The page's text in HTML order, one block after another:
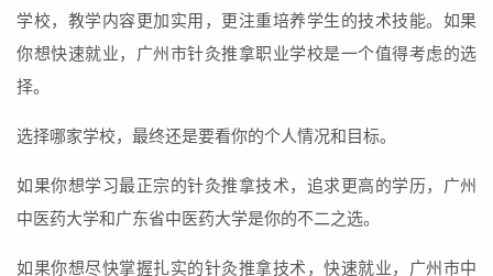
学校，教学内容更加实用，更注重培养学生的技术技能。如果
你想快速就业，广州市针灸推拿职业学校是一个值得考虑的选
择。
选择哪家学校，最终还是要看你的个人情况和目标。
如果你想学习最正宗的针灸推拿技术，追求更高的学历，广州
中医药大学和广东省中医药大学是你的不二之选。
如果你想尽快掌握扎实的针灸推拿技术，快速就业，广州市中